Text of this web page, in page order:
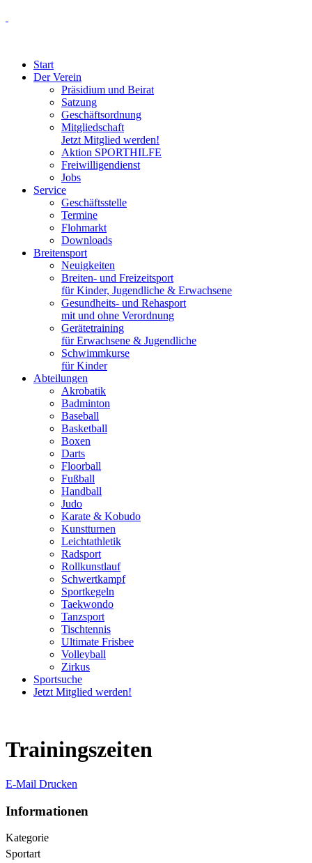
Start
Der Verein
Präsidium und Beirat
Satzung
Geschäftsordnung
Mitgliedschaft
Jetzt Mitglied werden!
Aktion SPORTHILFE
Freiwilligendienst
Jobs
Service
Geschäftsstelle
Termine
Flohmarkt
Downloads
Breitensport
Neuigkeiten
Breiten- und Freizeitsport
für Kinder, Jugendliche & Erwachsene
Gesundheits- und Rehasport
mit und ohne Verordnung
Gerätetraining
für Erwachsene & Jugendliche
Schwimmkurse
für Kinder
Abteilungen
Akrobatik
Badminton
Baseball
Basketball
Boxen
Darts
Floorball
Fußball
Handball
Judo
Karate & Kobudo
Kunstturnen
Leichtathletik
Radsport
Rollkunstlauf
Schwertkampf
Sportkegeln
Taekwondo
Tanzsport
Tischtennis
Ultimate Frisbee
Volleyball
Zirkus
Sportsuche
Jetzt Mitglied werden!
Trainingszeiten
E-Mail Drucken
Informationen
Kategorie
Sportart